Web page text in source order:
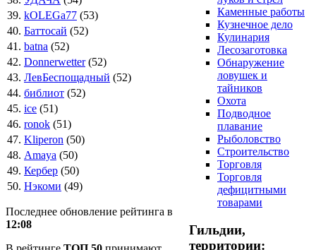
39. kOLEGa77 (53)
40. Баттосай (52)
41. batna (52)
42. Donnerwetter(52)
43. ЛевБеспощадный (52)
44. библиот (52)
45. ice (51)
46. ronok (51)
47. Kliperon (50)
48. Amaya (50)
49. Кербер (50)
50. Нэкоми (49)
Последнее обновление рейтинга в
12:08
Каменные работы
Кузнечное дело
Кулинария
Лесозаготовка
Обнаружение
ловушек и
тайников
Охота
Подводное
плавание
Рыболовство
Строительство
Торговля
Торговля
дефицитными
товарами
Гильдии,
территории: